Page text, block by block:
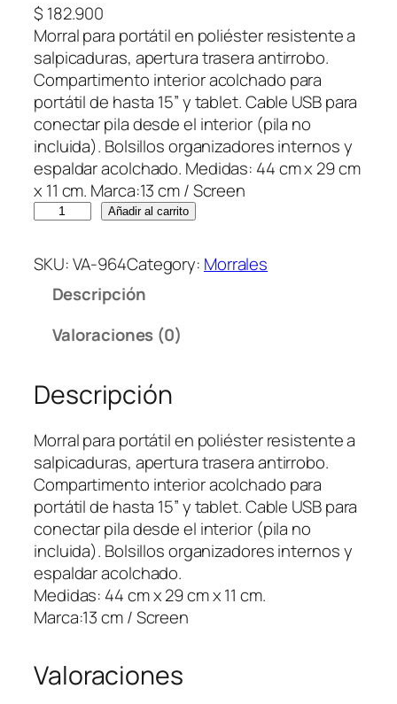
$ 182.900
Morral para portátil en poliéster resistente a
salpicaduras, apertura trasera antirrobo.
Compartimento interior acolchado para
portátil de hasta 15” y tablet. Cable USB para
conectar pila desde el interior (pila no
incluida). Bolsillos organizadores internos y
espaldar acolchado. Medidas: 44 cm x 29 cm
x 11 cm. Marca:13 cm / Screen
r
r
c
k
p
a
c
k
A
n
t
i
r
b
Añadir al carrito
SKU:VA-964Category: Morrales
Descripción
Valoraciones (0)
Descripción
Morral para portátil en poliéster resistente a
salpicaduras, apertura trasera antirrobo.
Compartimento interior acolchado para
portátil de hasta 15” y tablet. Cable USB para
conectar pila desde el interior (pila no
incluida). Bolsillos organizadores internos y
espaldar acolchado.
Medidas: 44 cm x 29 cm x 11 cm.
Marca:13 cm / Screen
Valoraciones